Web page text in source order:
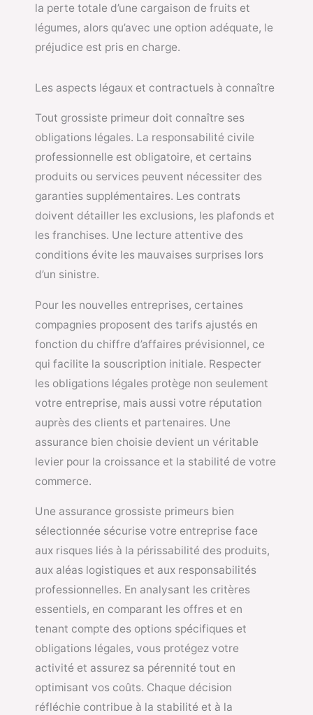
la perte totale d’une cargaison de fruits et
légumes, alors qu’avec une option adéquate, le
préjudice est pris en charge.
Les aspects légaux et contractuels à connaître
Tout grossiste primeur doit connaître ses
obligations légales. La responsabilité civile
professionnelle est obligatoire, et certains
produits ou services peuvent nécessiter des
garanties supplémentaires. Les contrats
doivent détailler les exclusions, les plafonds et
les franchises. Une lecture attentive des
conditions évite les mauvaises surprises lors
d’un sinistre.
Pour les nouvelles entreprises, certaines
compagnies proposent des tarifs ajustés en
fonction du chiffre d’affaires prévisionnel, ce
qui facilite la souscription initiale. Respecter
les obligations légales protège non seulement
votre entreprise, mais aussi votre réputation
auprès des clients et partenaires. Une
assurance bien choisie devient un véritable
levier pour la croissance et la stabilité de votre
commerce.
Une assurance grossiste primeurs bien
sélectionnée sécurise votre entreprise face
aux risques liés à la périssabilité des produits,
aux aléas logistiques et aux responsabilités
professionnelles. En analysant les critères
essentiels, en comparant les offres et en
tenant compte des options spécifiques et
obligations légales, vous protégez votre
activité et assurez sa pérennité tout en
optimisant vos coûts. Chaque décision
réfléchie contribue à la stabilité et à la